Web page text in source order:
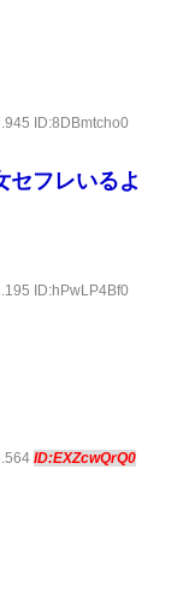
ID:8DBmtcho0
セフレいるよ
ID:hPwLP4Bf0
ID:EXZcwQrQ0